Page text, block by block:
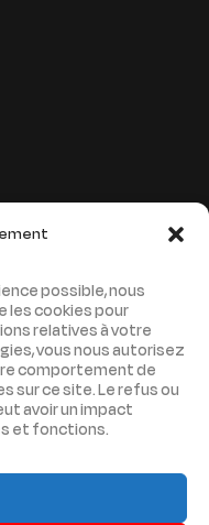
possible, nous
les cookies pour
relatives à votre
vous nous autorisez
comportement de
sur ce site. Le refus ou
avoir un impact
et fonctions.